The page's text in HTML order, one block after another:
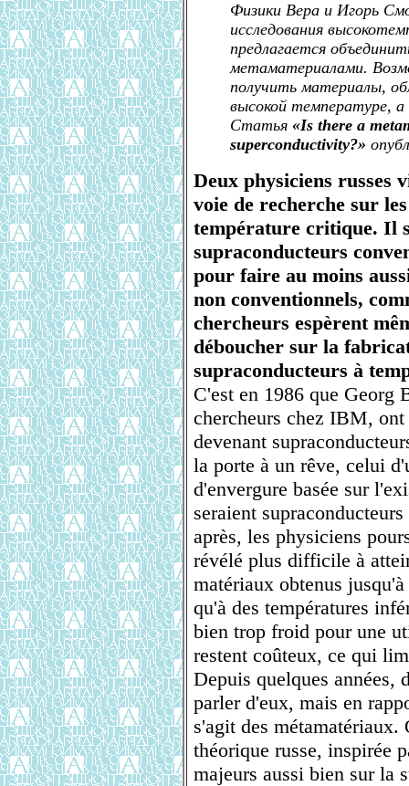
Физики Вера и Игорь
исследования
предлагается
метаматериалами.
получить материалы,
высокой температуре,
Статья «Is there a
superconductivity?»
Deux physiciens russes
voie de recherche sur
température critique. Il
supraconducteurs
pour faire au moins
non conventionnels,
chercheurs espèrent
déboucher sur la
supraconducteurs à
C'est en 1986 que
chercheurs chez IBM,
devenant
la porte à un rêve, celui
d'envergure basée sur
seraient
après, les physiciens
révélé plus difficile à
matériaux obtenus
qu'à des températures
bien trop froid pour une
restent coûteux, ce qui
Depuis quelques années,
parler d'eux, mais en
s'agit des
théorique russe, inspirée
majeurs aussi bien sur la